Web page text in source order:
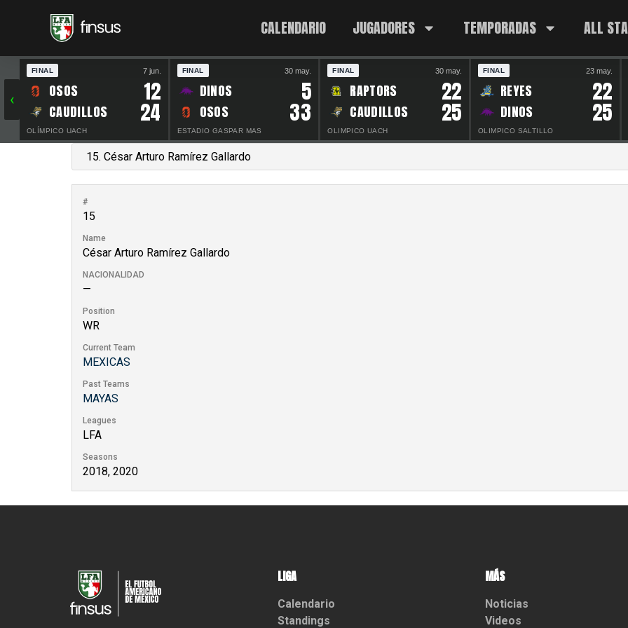
CALENDARIO JUGADORES TEMPORADAS ALL
‹
FINAL 7 jun.
OSOS 12
CAUDILLOS 24
OLÍMPICO UACH
FINAL 30 may.
DINOS 5
OSOS 33
ESTADIO GASPAR MAS
FINAL 30 may.
RAPTORS 22
CAUDILLOS 25
OLIMPICO UACH
FINAL 23 may.
REYES 22
DINOS 25
OLIMPICO SALTILLO
#
15
Name
César Arturo Ramírez Gallardo
NACIONALIDAD
—
Position
WR
Current Team
MEXICAS
Past Teams
MAYAS
Leagues
LFA
Seasons
2018, 2020
LIGA
Calendario
Standings
MÁS
Noticias
Videos